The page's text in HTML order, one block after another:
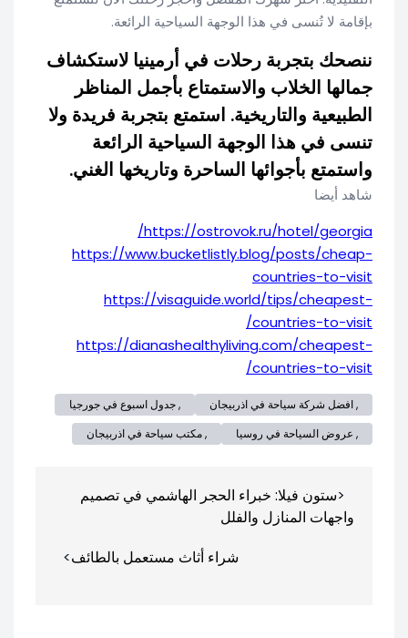
بإقامة لا تُنسى في هذا الوجهة السياحية الرائعة.
ننصحك بتجربة رحلات في أرمينيا لاستكشاف
جمالها الخلاب والاستمتاع بأجمل المناظر
الطبيعية والتاريخية. استمتع بتجربة فريدة ولا
تنسى في هذا الوجهة السياحية الرائعة
واستمتع بأجوائها الساحرة وتاريخها الغني.
شاهد أيضا
https://ostrovok.ru/hotel/georgia/
https://www.bucketlistly.blog/posts/cheap-
countries-to-visit
https://visaguide.world/tips/cheapest-
countries-to-visit/
https://dianashealthyliving.com/cheapest-
countries-to-visit/
, افضل شركة سياحة في اذربيجان
, جدول اسبوع في جورجيا
, عروض السياحة في روسيا
, مكتب سياحة في اذربيجان
المقالاتستون فيلا: خبراء الحجر الهاشمي في تصميم
واجهات المنازل والفلل
شراء أثاث مستعمل بالطائف